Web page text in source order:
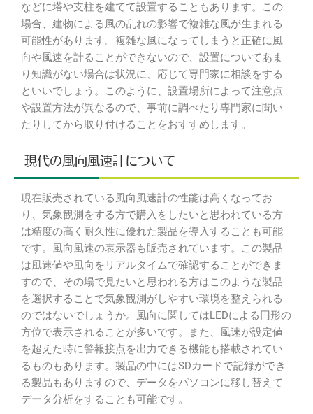
などに塔や支柱を建てて設置することもあります。この
場合、建物による風の乱れの影響で複雑な風が生まれる
可能性があります。複雑な風になってしまうと正確に風
向や風速を計ることができないので、設置についてあま
り知識がない場合は状況に、応じて専門家に相談をする
といいでしょう。このように、設置場所によって注意点
や設置方法が異なるので、事前に調べたり専門家に聞い
たりしてから取り付けることをおすすめします。
現代の風向風速計について
現在販売されている風向風速計の性能は高くなってお
り、気象観測をする方で購入をしたいと思われている方
は精度の高く耐久性に優れた製品を導入することも可能
です。風向風速の表示器も販売されています。この製品
は風速値や風向をリアルタイムで確認することができま
すので、その場で見たいと思われる方はこのような製品
を選択することで気象観測がしやすい環境を整えられる
のではないでしょうか。風向に関してはLEDによる円形の
方位で表示されることが多いです。また、風速が設定値
を超えた時に警報接点を出力できる機能も搭載されてい
るものもあります。製品の中にはSDカードで記録ができ
る製品もありますので、データをパソコンに移し替えて
データ分析をすることも可能です。